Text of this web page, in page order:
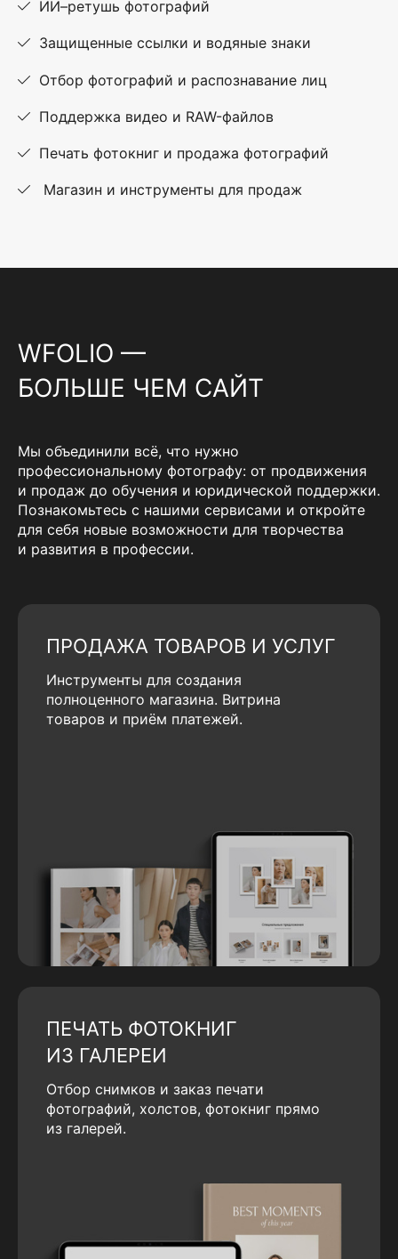
ИИ–ретушь фотографий
Защищенные ссылки и водяные знаки
Отбор фотографий и распознавание лиц
Поддержка видео и RAW-файлов
Печать фотокниг и продажа фотографий
Магазин и инструменты для продаж
WFOLIO —
БОЛЬШЕ ЧЕМ САЙТ
Мы объединили всё, что нужно
профессиональному фотографу: от продвижения
и продаж до обучения и юридической поддержки.
Познакомьтесь с нашими сервисами и откройте
для себя новые возможности для творчества
и развития в профессии.
ПРОДАЖА ТОВАРОВ И УСЛУГ
Инструменты для создания
полноценного магазина. Витрина
товаров и приём платежей.
ПЕЧАТЬ ФОТОКНИГ
ИЗ ГАЛЕРЕИ
Отбор снимков и заказ печати
фотографий, холстов, фотокниг прямо
из галерей.